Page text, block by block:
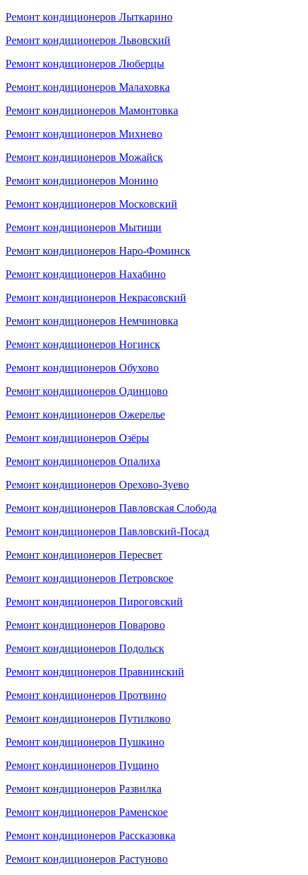
Ремонт кондиционеров Лыткарино
Ремонт кондиционеров Львовский
Ремонт кондиционеров Люберцы
Ремонт кондиционеров Малаховка
Ремонт кондиционеров Мамонтовка
Ремонт кондиционеров Михнево
Ремонт кондиционеров Можайск
Ремонт кондиционеров Монино
Ремонт кондиционеров Московский
Ремонт кондиционеров Мытищи
Ремонт кондиционеров Наро-Фоминск
Ремонт кондиционеров Нахабино
Ремонт кондиционеров Некрасовский
Ремонт кондиционеров Немчиновка
Ремонт кондиционеров Ногинск
Ремонт кондиционеров Обухово
Ремонт кондиционеров Одинцово
Ремонт кондиционеров Ожерелье
Ремонт кондиционеров Озёры
Ремонт кондиционеров Опалиха
Ремонт кондиционеров Орехово-Зуево
Ремонт кондиционеров Павловская Слобода
Ремонт кондиционеров Павловский-Посад
Ремонт кондиционеров Пересвет
Ремонт кондиционеров Петровское
Ремонт кондиционеров Пироговский
Ремонт кондиционеров Поварово
Ремонт кондиционеров Подольск
Ремонт кондиционеров Правнинский
Ремонт кондиционеров Протвино
Ремонт кондиционеров Путилково
Ремонт кондиционеров Пушкино
Ремонт кондиционеров Пущино
Ремонт кондиционеров Развилка
Ремонт кондиционеров Раменское
Ремонт кондиционеров Рассказовка
Ремонт кондиционеров Растуново